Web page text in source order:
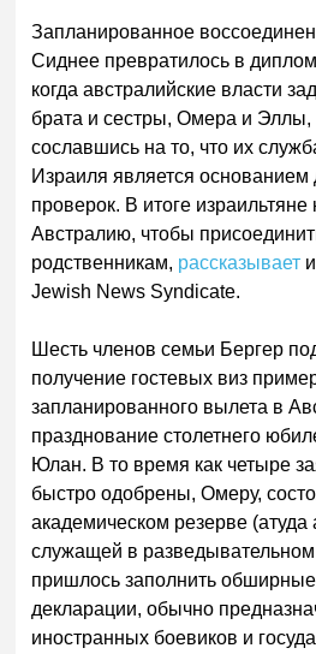
Запланированное
Сиднее превратилось в
когда австралийские власти
брата и сестры, Омера и Эллы,
сославшись на то, что их
Израиля является
проверок. В итоге израильтяне
Австралию, чтобы
родственникам, рассказывает
Jewish News Syndicate.
Шесть членов семьи Бергер
получение гостевых виз
запланированного вылета в
празднование столетнего
Юлан. В то время как четыре
быстро одобрены, Омеру,
академическом резерве
служащей в
пришлось заполнить
декларации, обычно
иностранных боевиков и